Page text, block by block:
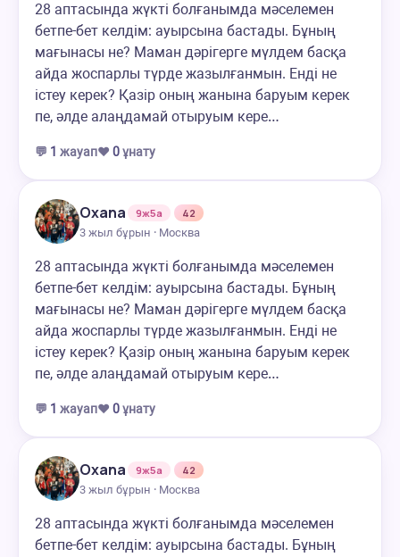
28 аптасында жүкті болғанымда мәселемен
бетпе-бет келдім: ауырсына бастады. Бұның
мағынасы не? Маман дәрігерге мүлдем басқа
айда жоспарлы түрде жазылғанмын. Енді не
істеу керек? Қазір оның жанына баруым керек
пе, әлде алаңдамай отыруым кере…
💬 1 жауап❤️ 0ұнату
Oxana 9ж5а
42
3 жыл бұрын · Москва
28 аптасында жүкті болғанымда мәселемен
бетпе-бет келдім: ауырсына бастады. Бұның
мағынасы не? Маман дәрігерге мүлдем басқа
айда жоспарлы түрде жазылғанмын. Енді не
істеу керек? Қазір оның жанына баруым керек
пе, әлде алаңдамай отыруым кере…
💬 1 жауап❤️ 0ұнату
Oxana 9ж5а
42
3 жыл бұрын · Москва
28 аптасында жүкті болғанымда мәселемен
бетпе-бет келдім: ауырсына бастады. Бұның